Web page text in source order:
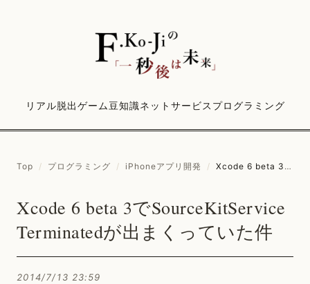
リアル脱出ゲーム豆知識ネットサービス プログラミング
Top / プログラミング / iPhoneアプリ開発 / Xcode 6 beta 3でSourceKitService Terminatedが出まくっていた件
Xcode 6 beta 3でSourceKitService
Terminatedが出まくっていた件
2014/7/13 23:59